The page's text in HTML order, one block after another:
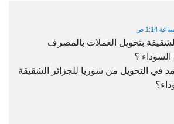
بتحويل العملات بالمصرف
؟
في التحويل من سوريا للجزائر الشقيقة